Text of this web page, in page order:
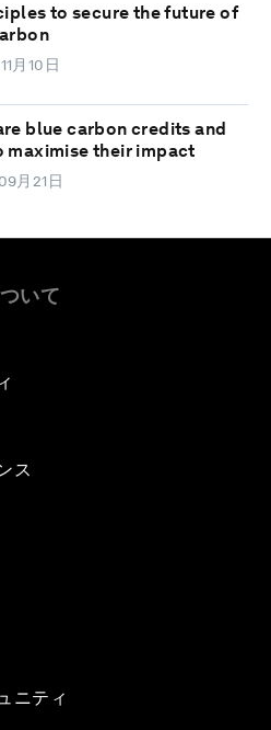
to secure the future of
月10日
blue carbon credits and
maximise their impact
月21日
いて
ス
ニティ